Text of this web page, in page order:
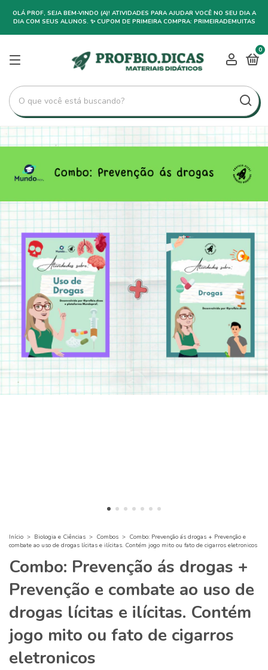
OLÁ PROF, SEJA BEM-VINDO (A)! ATIVIDADES PARA AJUDAR VOCÊ NO SEU DIA A
DIA COM SEUS ALUNOS. ✨ CUPOM DE PRIMEIRA COMPRA: PRIMEIRADEMUITAS
0
Início > Biologia e Ciências > Combos > Combo: Prevenção ás drogas + Prevenção e
combate ao uso de drogas lícitas e ilícitas. Contém jogo mito ou fato de cigarros eletronicos
Combo: Prevenção ás drogas +
Prevenção e combate ao uso de
drogas lícitas e ilícitas. Contém
jogo mito ou fato de cigarros
eletronicos